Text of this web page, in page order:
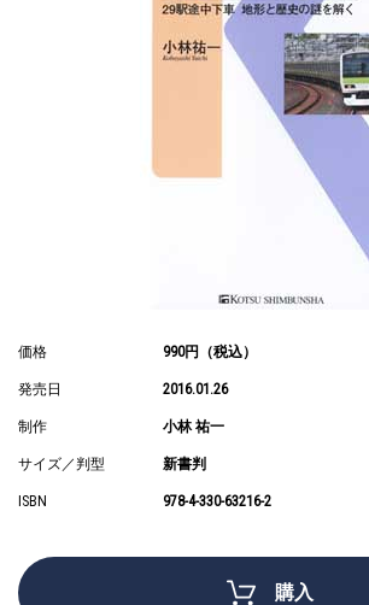
価格 990円（税込）
発売日 2016.01.26
制作 小林 祐一
サイズ／判型 新書判
ISBN 978-4-330-63216-2
購入